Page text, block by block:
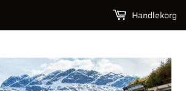
Handlekorg